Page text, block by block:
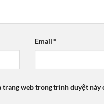
Email *
trang web trong trình duyệt